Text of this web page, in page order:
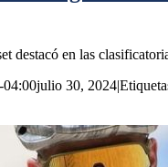
destacó en las
04:00julio 30, 2024|